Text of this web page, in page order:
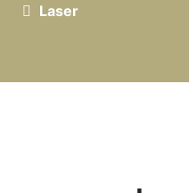
Laser